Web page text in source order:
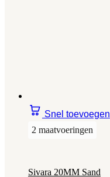
Snel toevoegen
2 maatvoeringen
Sivara 20MM Sand